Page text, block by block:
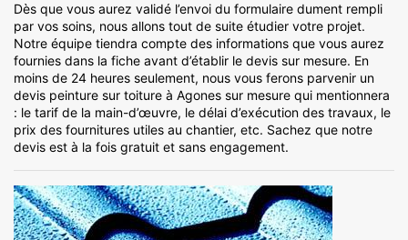
Dès que vous aurez validé l’envoi du formulaire dument rempli
par vos soins, nous allons tout de suite étudier votre projet.
Notre équipe tiendra compte des informations que vous aurez
fournies dans la fiche avant d’établir le devis sur mesure. En
moins de 24 heures seulement, nous vous ferons parvenir un
devis peinture sur toiture à Agones sur mesure qui mentionnera
: le tarif de la main-d’œuvre, le délai d’exécution des travaux, le
prix des fournitures utiles au chantier, etc. Sachez que notre
devis est à la fois gratuit et sans engagement.